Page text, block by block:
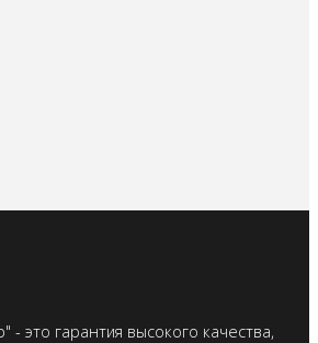
- это гарантия высокого качества,